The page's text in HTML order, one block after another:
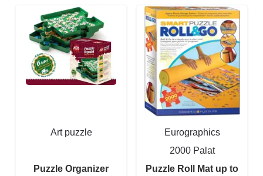
Art puzzle
Puzzle Organizer
Eurographics
2000 Palat
Puzzle Roll Mat up to